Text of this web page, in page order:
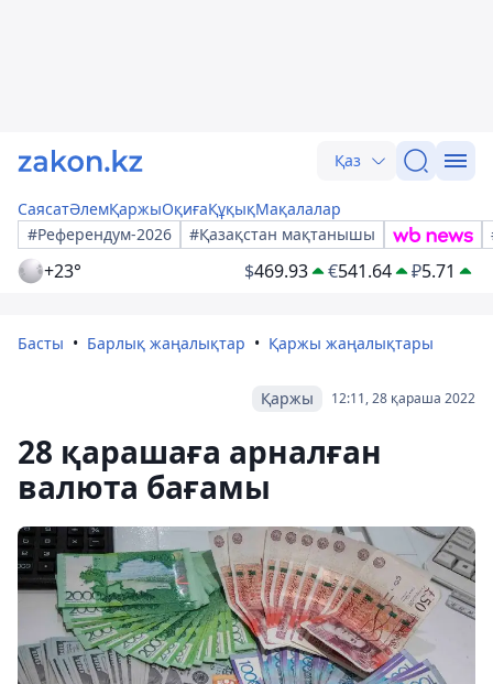
Қаз
СаясатӘлемҚаржыОқиғаҚұқықМақалалар
#Референдум-2026
#Қазақстан мақтанышы
+23° $469.93 €541.64 ₽5.71
Басты Барлық жаңалықтар Қаржы жаңалықтары
12:11, 28 қараша 2022
Қаржы
28 қарашаға арналған
валюта бағамы